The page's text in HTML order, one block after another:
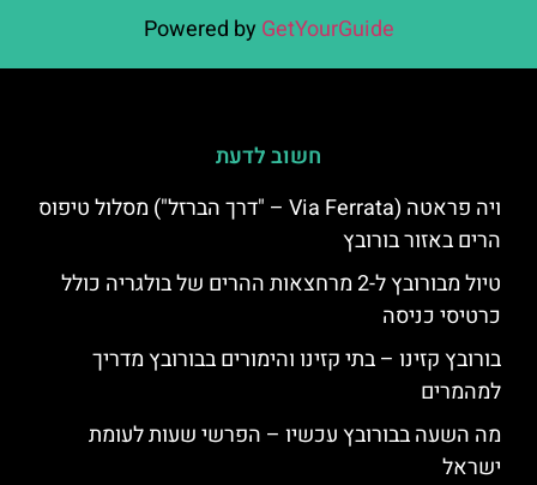
Powered by GetYourGuide
חשוב לדעת
ויה פראטה (Via Ferrata – "דרך הברזל") מסלול טיפוס
הרים באזור בורובץ
טיול מבורובץ ל-2 מרחצאות ההרים של בולגריה כולל
כרטיסי כניסה
בורובץ קזינו – בתי קזינו והימורים בבורובץ מדריך
למהמרים
מה השעה בבורובץ עכשיו – הפרשי שעות לעומת
ישראל